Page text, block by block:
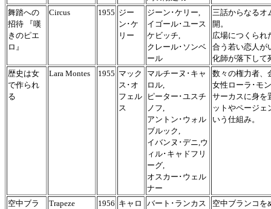
舞踏への
招待 『嘆
きのピエ
ロ』
Circus 1955 ジー
ン･ケ
リー
ジーン･ケリー,
イゴール･ユース
ケビッチ,
クレール･ソンベ
ール
三話からなるオ
開。
広場につくられ
合う若い恋人が
化師が落下して
歴史は女
で作られ
る
Lara Montes 1955 マック
ス･オ
フェル
ス
マルチーヌ･キャ
ロル,
ピーター･ユスチ
ノフ,
アントン･ウォル
ブルック,
イバンヌ･デニ,ウ
ィル･キャドフリ
ーグ,
オスカー･ウェル
ナー
数々の権力者、
女性ローラ･モ
サーカスに身を
ットやページェ
いう仕組み。
空中ブラ
Trapeze 1956 キャロ
バート･ランカス
空中ブランコを